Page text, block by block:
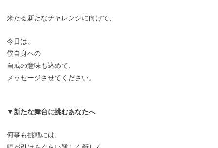
来たる新たなチャレンジに向けて、
今日は、
僕自身への
自戒の意味も込めて、
メッセージさせてください。
▼新たな舞台に挑むあなたへ
何事も挑戦には、